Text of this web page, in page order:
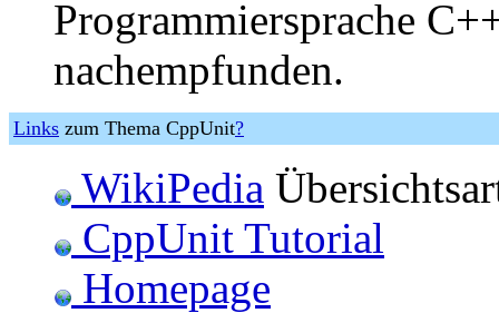
Programmiersprache
nachempfunden.
Links zum Thema CppUnit?
WikiPedia
CppUnit Tutorial
Homepage